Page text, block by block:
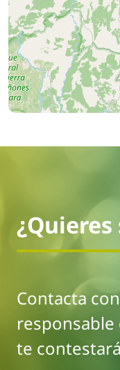
¿Quieres
Contacta
te